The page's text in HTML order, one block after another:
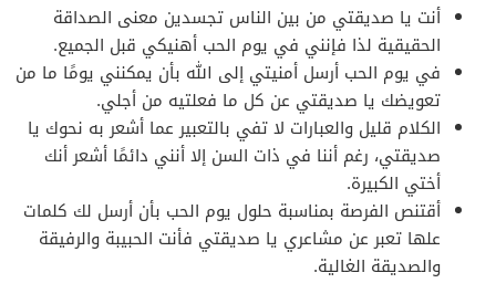
أنت يا صديقتي من بين الناس تجسدين معنى الصداقة
الحقيقية لذا فإنني في يوم الحب أهنيكي قبل الجميع.
في يوم الحب أرسل أمنيتي إلى الله بأن يمكنني يومًا ما من
تعويضك يا صديقتي عن كل ما فعلتيه من أجلي.
الكلام قليل والعبارات لا تفي بالتعبير عما أشعر به نحوك يا
صديقتي، رغم أننا في ذات السن إلا أنني دائمًا أشعر أنك
أختي الكبيرة.
أقتنص الفرصة بمناسبة حلول يوم الحب بأن أرسل لك كلمات
علها تعبر عن مشاعري يا صديقتي فأنت الحبيبة والرفيقة
والصديقة الغالية.